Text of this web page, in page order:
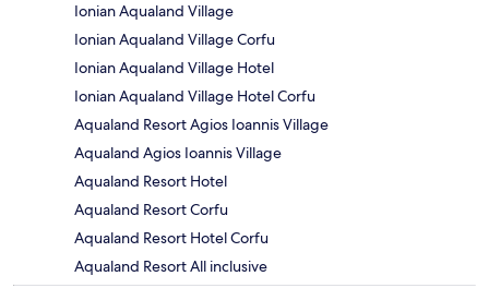
Ionian Aqualand Village
Ionian Aqualand Village Corfu
Ionian Aqualand Village Hotel
Ionian Aqualand Village Hotel Corfu
Aqualand Resort Agios Ioannis Village
Aqualand Agios Ioannis Village
Aqualand Resort Hotel
Aqualand Resort Corfu
Aqualand Resort Hotel Corfu
Aqualand Resort All inclusive